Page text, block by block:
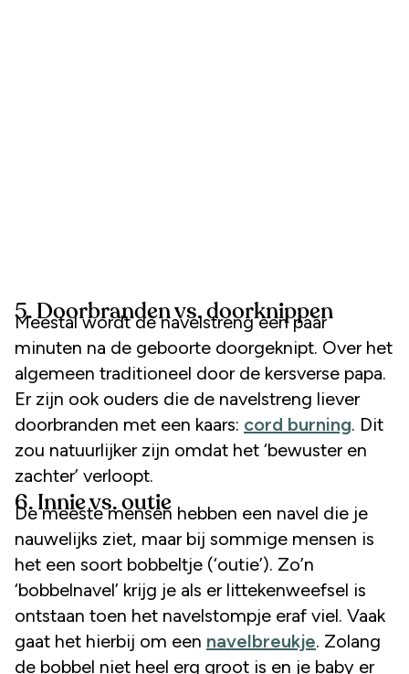
5. Doorbranden vs. doorknippen
Meestal wordt de navelstreng een paar
minuten na de geboorte doorgeknipt. Over het
algemeen traditioneel door de kersverse papa.
Er zijn ook ouders die de navelstreng liever
doorbranden met een kaars: cord burning. Dit
zou natuurlijker zijn omdat het ‘bewuster en
zachter’ verloopt.
6. Innie vs. outie
De meeste mensen hebben een navel die je
nauwelijks ziet, maar bij sommige mensen is
het een soort bobbeltje (‘outie’). Zo’n
‘bobbelnavel’ krijg je als er littekenweefsel is
ontstaan toen het navelstompje eraf viel. Vaak
gaat het hierbij om een navelbreukje. Zolang
de bobbel niet heel erg groot is en je baby er